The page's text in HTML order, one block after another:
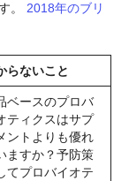
。
2018年のブリ
らないこと
ベースのプロバ
ティクスはサプ
ントよりも優れ
ますか？予防策
てプロバイオテ